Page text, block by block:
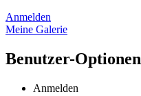
Anmelden
Meine Galerie
Benutzer-Optionen
Anmelden